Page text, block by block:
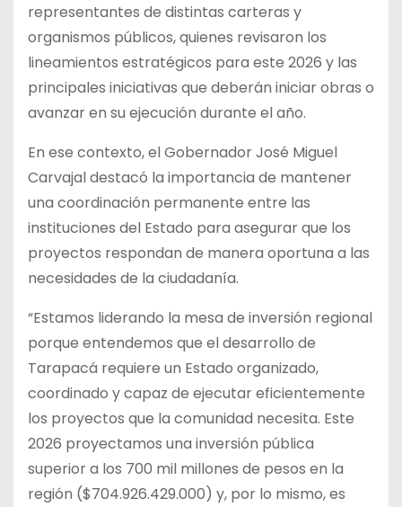
representantes de distintas carteras y
organismos públicos, quienes revisaron los
lineamientos estratégicos para este 2026 y las
principales iniciativas que deberán iniciar obras o
avanzar en su ejecución durante el año.
En ese contexto, el Gobernador José Miguel
Carvajal destacó la importancia de mantener
una coordinación permanente entre las
instituciones del Estado para asegurar que los
proyectos respondan de manera oportuna a las
necesidades de la ciudadanía.
“Estamos liderando la mesa de inversión regional
porque entendemos que el desarrollo de
Tarapacá requiere un Estado organizado,
coordinado y capaz de ejecutar eficientemente
los proyectos que la comunidad necesita. Este
2026 proyectamos una inversión pública
superior a los 700 mil millones de pesos en la
región ($704.926.429.000) y, por lo mismo, es